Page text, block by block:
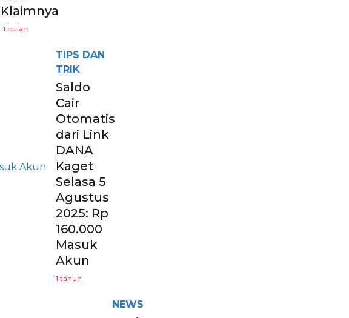
Klaimnya
11 bulan
TIPS DAN
TRIK
Saldo
Cair
Otomatis
dari Link
DANA
Kaget
Selasa 5
Agustus
2025: Rp
160.000
Masuk
Akun
1 tahun
NEWS